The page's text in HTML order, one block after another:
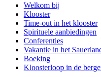
Welkom bij
Klooster
Time-out in het klooster
Spirituele aanbiedingen
Conferenties
Vakantie in het
Boeking
Kloosterloop in de